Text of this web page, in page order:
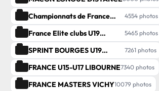
Championnats de France
elite individuel
4554 photos
France Elite clubs U19
Seniors Macon
5465 photos
SPRINT BOURGES U19
SENIORS MASTERS PARA
7261 photos
FRANCE U15-U17 LIBOURNE7340 photos
FRANCE MASTERS VICHY10079 photos